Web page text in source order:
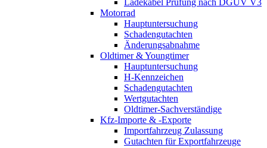
Motorrad
Hauptuntersuchung
Schadengutachten
Änderungsabnahme
Oldtimer & Youngtimer
Hauptuntersuchung
H-Kennzeichen
Schadengutachten
Wertgutachten
Oldtimer-Sachverständige
Kfz-Importe & -Exporte
Importfahrzeug Zulassung
Gutachten für Exportfahrzeuge